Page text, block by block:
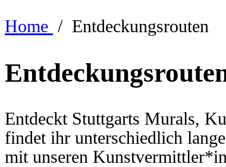
Home / Entdeckungsrouten
Entdeckt Stuttgarts Murals,
findet ihr unterschiedlich
mit unseren